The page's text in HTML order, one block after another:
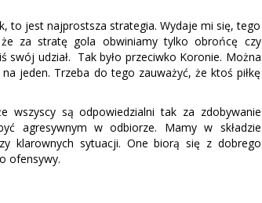
to jest najprostsza strategia. Wydaje mi się, tego
za stratę gola obwiniamy tylko obrońcę czy
swój udział. Tak było przeciwko Koronie. Można
jeden. Trzeba do tego zauważyć, że ktoś piłkę
wszyscy są odpowiedzialni tak za zdobywanie
agresywnym w odbiorze. Mamy w składzie
klarownych sytuacji. One biorą się z dobrego
ofensywy.